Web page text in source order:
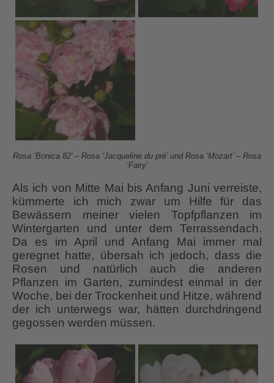
Rosa ‘Bonica 82’ – Rosa ‘Jacqueline du pré’ und Rosa ‘Mozart’ – Rosa
‘Fairy’
Als ich von Mitte Mai bis Anfang Juni verreiste,
kümmerte ich mich zwar um Hilfe für das
Bewässern meiner vielen Topfpflanzen im
Wintergarten und unter dem Terrassendach.
Da es im April und Anfang Mai immer mal
geregnet hatte, übersah ich jedoch, dass die
Rosen und natürlich auch die anderen
Pflanzen im Garten, zumindest einmal in der
Woche, bei der Trockenheit und Hitze, während
der ich unterwegs war, hätten durchdringend
gegossen werden müssen.